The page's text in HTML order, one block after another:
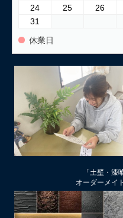
2026/03/06
「壁カラー」はどんな塗り
にも！
土壁リフォーム時アクが出
2026/02/12
土壁仕上げ材「塗ってくれ
くするには
2026/01/22
厚付け補修用中塗り漆喰ド
24
25 26
31
休業日
「土壁・漆
オーダーメイ